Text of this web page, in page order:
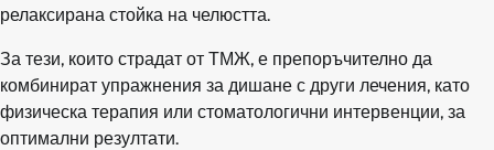
релаксирана стойка на челюстта.
За тези, които страдат от ТМЖ, е препоръчително да
комбинират упражнения за дишане с други лечения, като
физическа терапия или стоматологични интервенции, за
оптимални резултати.